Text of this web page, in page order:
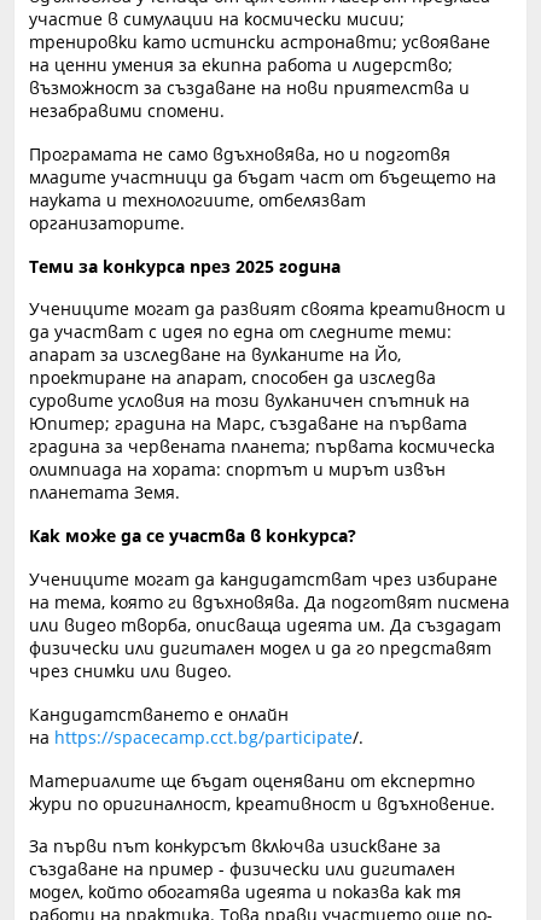
участие в симулации на космически мисии;
тренировки като истински астронавти; усвояване
на ценни умения за екипна работа и лидерство;
възможност за създаване на нови приятелства и
незабравими спомени.
Програмата не само вдъхновява, но и подготвя
младите участници да бъдат част от бъдещето на
науката и технологиите, отбелязват
организаторите.
Теми за конкурса през 2025 година
Учениците могат да развият своята креативност и
да участват с идея по една от следните теми:
апарат за изследване на вулканите на Йо,
проектиране на апарат, способен да изследва
суровите условия на този вулканичен спътник на
Юпитер; градина на Марс, създаване на първата
градина за червената планета; първата космическа
олимпиада на хората: спортът и мирът извън
планетата Земя.
Как може да се участва в конкурса?
Учениците могат да кандидатстват чрез избиране
на тема, която ги вдъхновява. Да подготвят писмена
или видео творба, описваща идеята им. Да създадат
физически или дигитален модел и да го представят
чрез снимки или видео.
Кандидатстването е онлайн
на https://spacecamp.cct.bg/participate/.
Материалите ще бъдат оценявани от експертно
жури по оригиналност, креативност и вдъхновение.
За първи път конкурсът включва изискване за
създаване на пример - физически или дигитален
модел, който обогатява идеята и показва как тя